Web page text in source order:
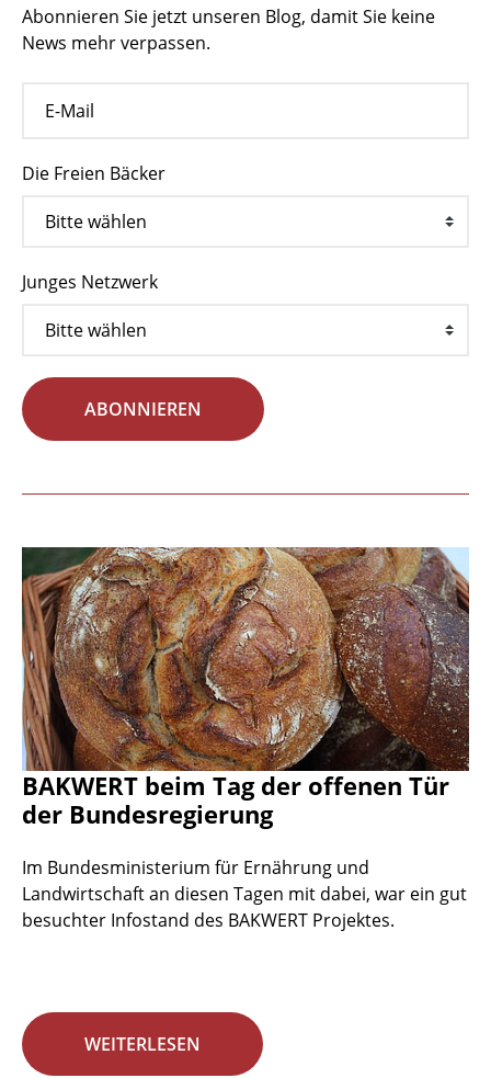
Abonnieren Sie jetzt unseren Blog, damit Sie keine
News mehr verpassen.
Die Freien Bäcker
Junges Netzwerk
ABONNIEREN
BAKWERT beim Tag der offenen Tür
der Bundesregierung
Im Bundesministerium für Ernährung und
Landwirtschaft an diesen Tagen mit dabei, war ein gut
besuchter Infostand des BAKWERT Projektes.
WEITERLESEN